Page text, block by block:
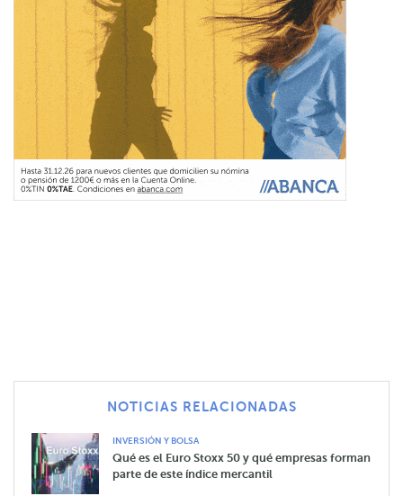
NOTICIAS RELACIONADAS
INVERSIÓN Y BOLSA
Qué es el Euro Stoxx 50 y qué empresas forman
parte de este índice mercantil